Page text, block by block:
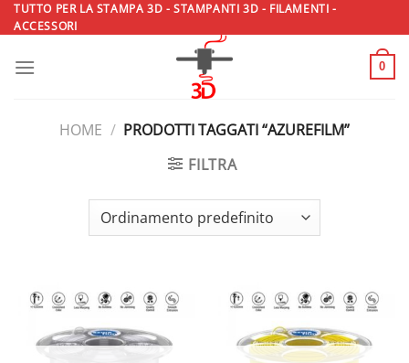
Salta
ai
TUTTO PER LA STAMPA 3D - STAMPANTI 3D - FILAMENTI -
ACCESSORI
0
HOME / PRODOTTI TAGGATI “AZUREFILM”
FILTRA